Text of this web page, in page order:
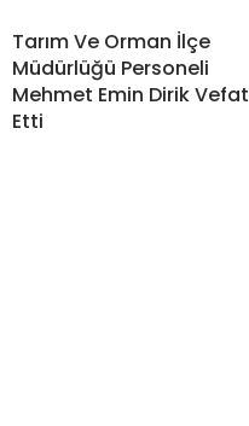
Tarım Ve Orman İlçe
Müdürlüğü Personeli
Mehmet Emin Dirik Vefat
Etti